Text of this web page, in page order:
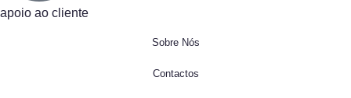
apoio ao cliente
Sobre Nós
Contactos